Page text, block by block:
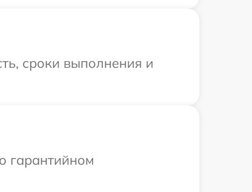
сроки выполнения и
гарантийном